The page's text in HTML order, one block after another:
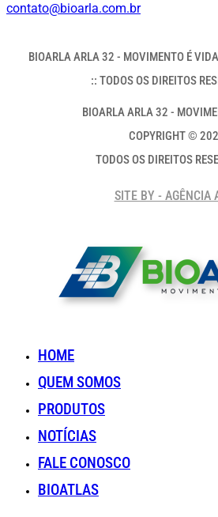
contato@bioarla.com.br
BIOARLA ARLA 32 - MOVIMENTO É
:: TODOS OS DIREITOS
BIOARLA ARLA 32 -
COPYRIGHT ©
TODOS OS DIREITOS
SITE BY - AGÊNCIA
HOME
QUEM SOMOS
PRODUTOS
NOTÍCIAS
FALE CONOSCO
BIOATLAS